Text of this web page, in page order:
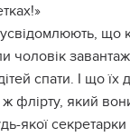
що
чоловік
спати. І що їх
ж флiрту, який
якої секретарки